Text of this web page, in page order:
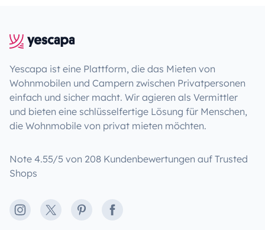
Yescapa ist eine Plattform, die das Mieten von
Wohnmobilen und Campern zwischen Privatpersonen
einfach und sicher macht. Wir agieren als Vermittler
und bieten eine schlüsselfertige Lösung für Menschen,
die Wohnmobile von privat mieten möchten.
Note 4.55/5 von 208 Kundenbewertungen auf Trusted
Shops
Instagram
X PinterestFacebook